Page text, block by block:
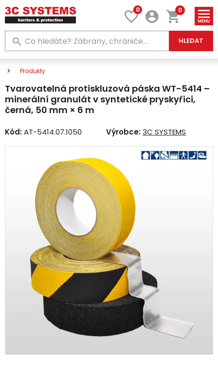
0
HLEDAT
0
Produkty
Tvarovatelná protiskluzová páska WT-5414 –
minerální granulát v syntetické pryskyřici,
černá, 50 mm × 6 m
Kód:AT-5414.07.1050 Výrobce:3C SYSTEMS